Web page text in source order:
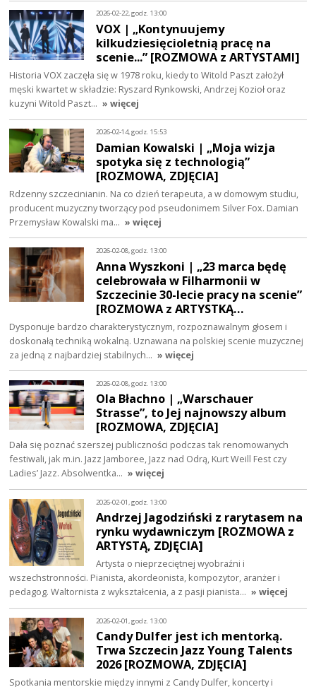
2026-02-22, godz. 13:00
VOX | „Kontynuujemy
kilkudziesięcioletnią pracę na
scenie...” [ROZMOWA z ARTYSTAMI]
Historia VOX zaczęła się w 1978 roku, kiedy to Witold Paszt założył
męski kwartet w składzie: Ryszard Rynkowski, Andrzej Kozioł oraz
kuzyni Witold Paszt… » więcej
2026-02-14, godz. 15:53
Damian Kowalski | „Moja wizja
spotyka się z technologią”
[ROZMOWA, ZDJĘCIA]
Rdzenny szczecinianin. Na co dzień terapeuta, a w domowym studiu,
producent muzyczny tworzący pod pseudonimem Silver Fox. Damian
Przemysław Kowalski ma… » więcej
2026-02-08, godz. 13:00
Anna Wyszkoni | „23 marca będę
celebrowała w Filharmonii w
Szczecinie 30-lecie pracy na scenie”
[ROZMOWA z ARTYSTKĄ…
Dysponuje bardzo charakterystycznym, rozpoznawalnym głosem i
doskonałą techniką wokalną. Uznawana na polskiej scenie muzycznej
za jedną z najbardziej stabilnych… » więcej
2026-02-08, godz. 13:00
Ola Błachno | „Warschauer
Strasse”, to Jej najnowszy album
[ROZMOWA, ZDJĘCIA]
Dała się poznać szerszej publiczności podczas tak renomowanych
festiwali, jak m.in. Jazz Jamboree, Jazz nad Odrą, Kurt Weill Fest czy
Ladies’ Jazz. Absolwentka… » więcej
2026-02-01, godz. 13:00
Andrzej Jagodziński z rarytasem na
rynku wydawniczym [ROZMOWA z
ARTYSTĄ, ZDJĘCIA]
Artysta o nieprzeciętnej wyobraźni i
wszechstronności. Pianista, akordeonista, kompozytor, aranżer i
pedagog. Waltornista z wykształcenia, a z pasji pianista… » więcej
2026-02-01, godz. 13:00
Candy Dulfer jest ich mentorką.
Trwa Szczecin Jazz Young Talents
2026 [ROZMOWA, ZDJĘCIA]
Spotkania mentorskie między innymi z Candy Dulfer, koncerty i